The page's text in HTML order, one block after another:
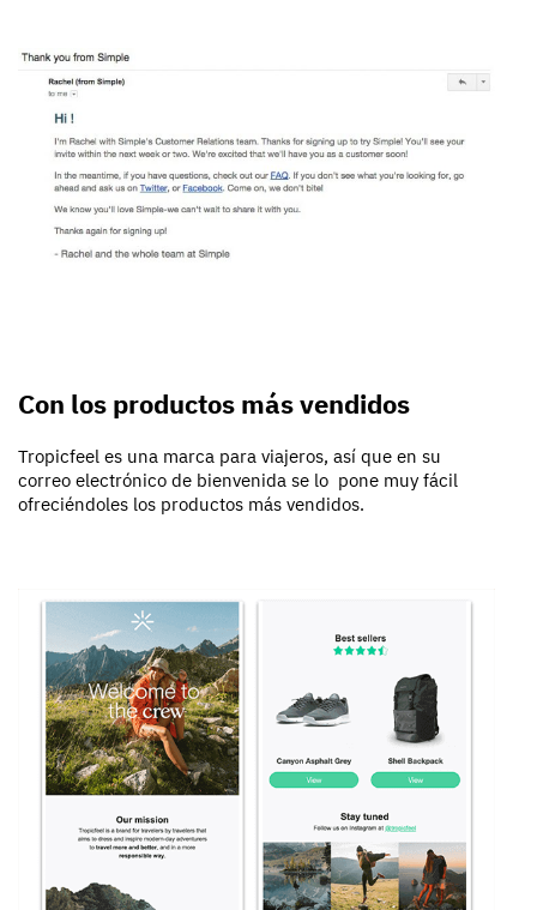
Con los productos más vendidos
Tropicfeel es una marca para viajeros, así que en su
correo electrónico de bienvenida se lo pone muy fácil
ofreciéndoles los productos más vendidos.